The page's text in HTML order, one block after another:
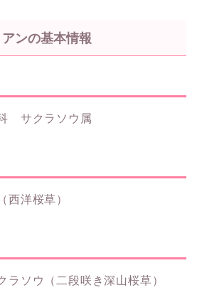
ンの基本情報
サクラソウ属
西洋桜草）
ラソウ（二段咲き深山桜草）